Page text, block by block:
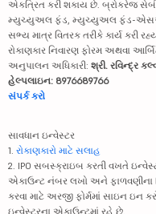
એકત્રિત કરી શકાય છે. બ્રોકરેજ સેબી
મ્યુચ્યુઅલ ફંડ, મ્યુચ્યુઅલ ફંડ-
સભ્ય માત્ર વિતરક તરીકે કાર્ય કરી
રોકાણકાર નિવારણ ફોરમ અથવા
અનુપાલન અધિકારી: શ્રી. રવિન્દ્ર
હેલ્પલાઇન: 8976689766
સંપર્ક કરો
સાવધાન ઇન્વેસ્ટર
1. રોકાણકારો માટે સલાહ
2. IPO સબસ્ક્રાઇબ કરતી વખતે
એકાઉન્ટ નંબર લખો અને ફાળવણીના
કરવા માટે અરજી ફોર્મમાં સાઇન ઇન
ઇન્વેસ્ટરના એકાઉન્ટમાં રહે છે.